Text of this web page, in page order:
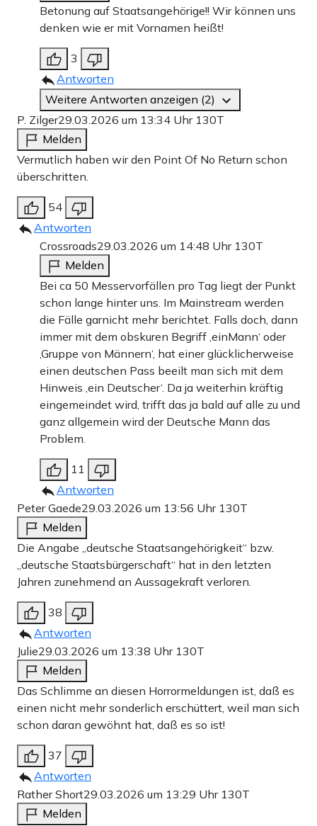
Betonung auf Staatsangehörige!! Wir können uns
denken wie er mit Vornamen heißt!
3
Antworten
Weitere Antworten anzeigen (2)
P. Zilger29.03.2026 um 13:34 Uhr 130T
Melden
Vermutlich haben wir den Point Of No Return schon
überschritten.
54
Antworten
Crossroads29.03.2026 um 14:48 Uhr 130T
Melden
Bei ca 50 Messervorfällen pro Tag liegt der Punkt
schon lange hinter uns. Im Mainstream werden
die Fälle garnicht mehr berichtet. Falls doch, dann
immer mit dem obskuren Begriff ‚einMann‘ oder
‚Gruppe von Männern‘, hat einer glücklicherweise
einen deutschen Pass beeilt man sich mit dem
Hinweis ‚ein Deutscher‘. Da ja weiterhin kräftig
eingemeindet wird, trifft das ja bald auf alle zu und
ganz allgemein wird der Deutsche Mann das
Problem.
11
Antworten
Peter Gaede29.03.2026 um 13:56 Uhr 130T
Melden
Die Angabe „deutsche Staatsangehörigkeit“ bzw.
„deutsche Staatsbürgerschaft“ hat in den letzten
Jahren zunehmend an Aussagekraft verloren.
38
Antworten
Julie29.03.2026 um 13:38 Uhr 130T
Melden
Das Schlimme an diesen Horrormeldungen ist, daß es
einen nicht mehr sonderlich erschüttert, weil man sich
schon daran gewöhnt hat, daß es so ist!
37
Antworten
Rather Short29.03.2026 um 13:29 Uhr 130T
Melden